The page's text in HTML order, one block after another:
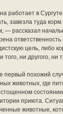
работает в
завезла туда
— рассказал
цель, либо
ни другого, ни
первый похожий
животных, где
приюта.
животные,